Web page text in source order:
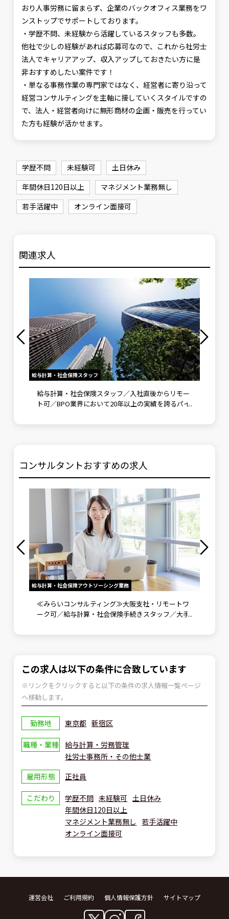
おり人事労務に留まらず、企業のバックオフィス業務をワ
ンストップでサポートしております。
・学歴不問、未経験から活躍しているスタッフも多数。
他社で少しの経験があれば応募可なので、これから社労士
法人でキャリアアップ、収入アップしておきたい方に是
非おすすめしたい案件です！
・単なる事務作業の専門家ではなく、経営者に寄り沿って
経営コンサルティングを主軸に接していくスタイルですの
で、法人・経営者向けに無形商材の企画・販売を行ってい
た方も経験が活かせます。
学歴不問 未経験可
土日休み
年間休日120日以上
マネジメント業務無し
若手活躍中
オンライン面接可
関連求人
給与計算・社会保険スタッフ
給与計算・社会保険スタッフ／入社直後からリモー
ト可／BPO業界において20年以上の実績を誇るパイ
コンサルタントおすすめの求人
給与計算・社会保険アウトソーシング業務
≪みらいコンサルティング≫大阪支社・リモートワ
ーク可／給与計算・社会保険手続きスタッフ／大手
この求人は以下の条件に合致しています
※リンクをクリックすると以下の条件の求人情報一覧ページ
へ移動します。
勤務地 東京都 新宿区
職種・業種
給与計算・労務管理
社労士事務所・その他士業
雇用形態
正社員
こだわり 学歴不問 未経験可 土日休み
年間休日120日以上
マネジメント業務無し
若手活躍中
オンライン面接可
運営会社 ご利用規約 個人情報保護方針 サイトマップ